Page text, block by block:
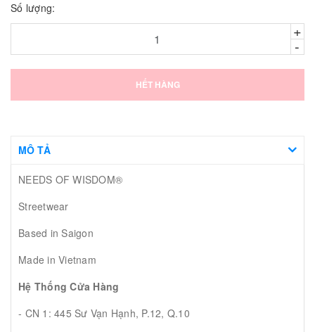
Số lượng:
+
-
HẾT HÀNG
MÔ TẢ
NEEDS OF WISDOM®
Streetwear
Based in Saigon
Made in Vietnam
Hệ Thống Cửa Hàng
- CN 1: 445 Sư Vạn Hạnh, P.12, Q.10